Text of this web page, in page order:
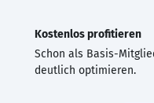
Kostenlos profitieren
Schon als Basis-
deutlich optimieren.